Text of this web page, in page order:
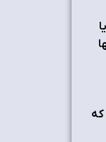
که